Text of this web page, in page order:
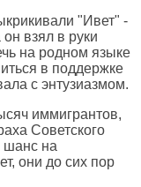
"Ивет" -
взял в руки
на родном языке
в поддержке
с энтузиазмом.
иммигрантов,
Советского
шанс на
они до сих пор